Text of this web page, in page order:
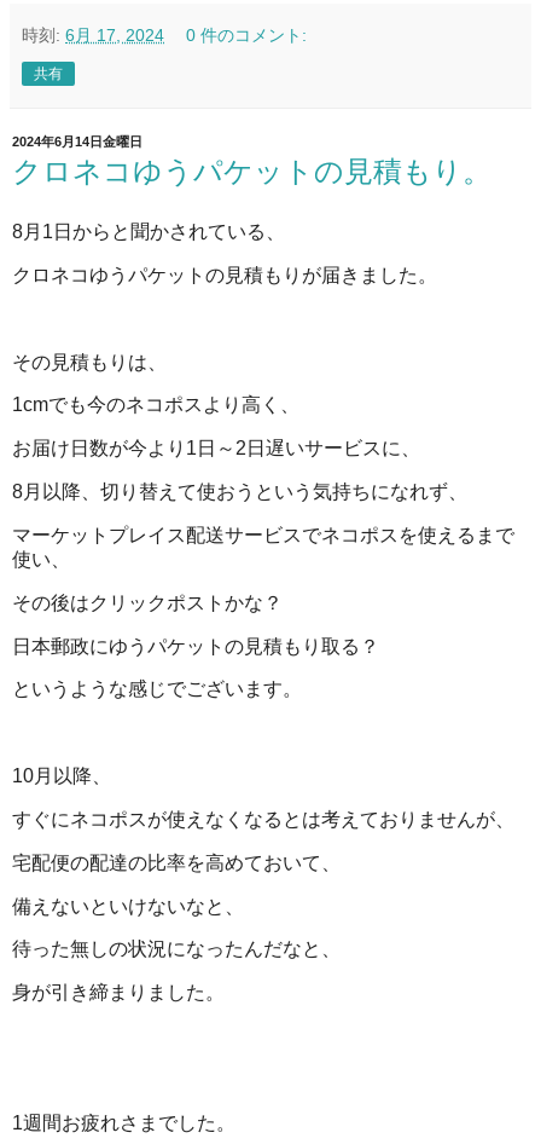
時刻: 6月 17, 2024 0 件のコメント:
共有
2024年6月14日金曜日
クロネコゆうパケットの見積もり。
8月1日からと聞かされている、
クロネコゆうパケットの見積もりが届きました。
その見積もりは、
1cmでも今のネコポスより高く、
お届け日数が今より1日～2日遅いサービスに、
8月以降、切り替えて使おうという気持ちになれず、
マーケットプレイス配送サービスでネコポスを使えるまで
使い、
その後はクリックポストかな？
日本郵政にゆうパケットの見積もり取る？
というような感じでございます。
10月以降、
すぐにネコポスが使えなくなるとは考えておりませんが、
宅配便の配達の比率を高めておいて、
備えないといけないなと、
待った無しの状況になったんだなと、
身が引き締まりました。
1週間お疲れさまでした。